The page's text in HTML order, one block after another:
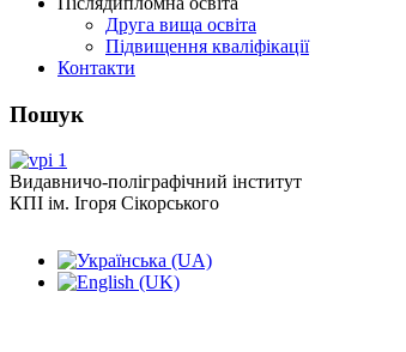
Друга вища освіта
Підвищення кваліфікації
Контакти
Пошук
Видавничо-поліграфічний інститут
КПІ ім. Ігоря Сікорського